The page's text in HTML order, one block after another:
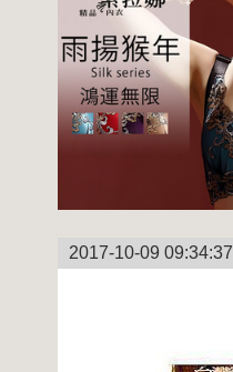
2017-10-09 09:34:37